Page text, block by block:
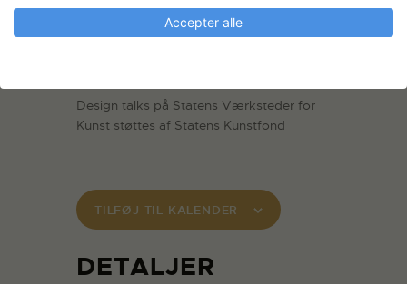
kunsthåndværk til caféen og butikken på
Enigma, museum for post, tele og
Design talks på Statens Værksteder for
Kunst støttes af Statens Kunstfond
TILFØJ TIL KALENDER
DETALJER
Accepter alle